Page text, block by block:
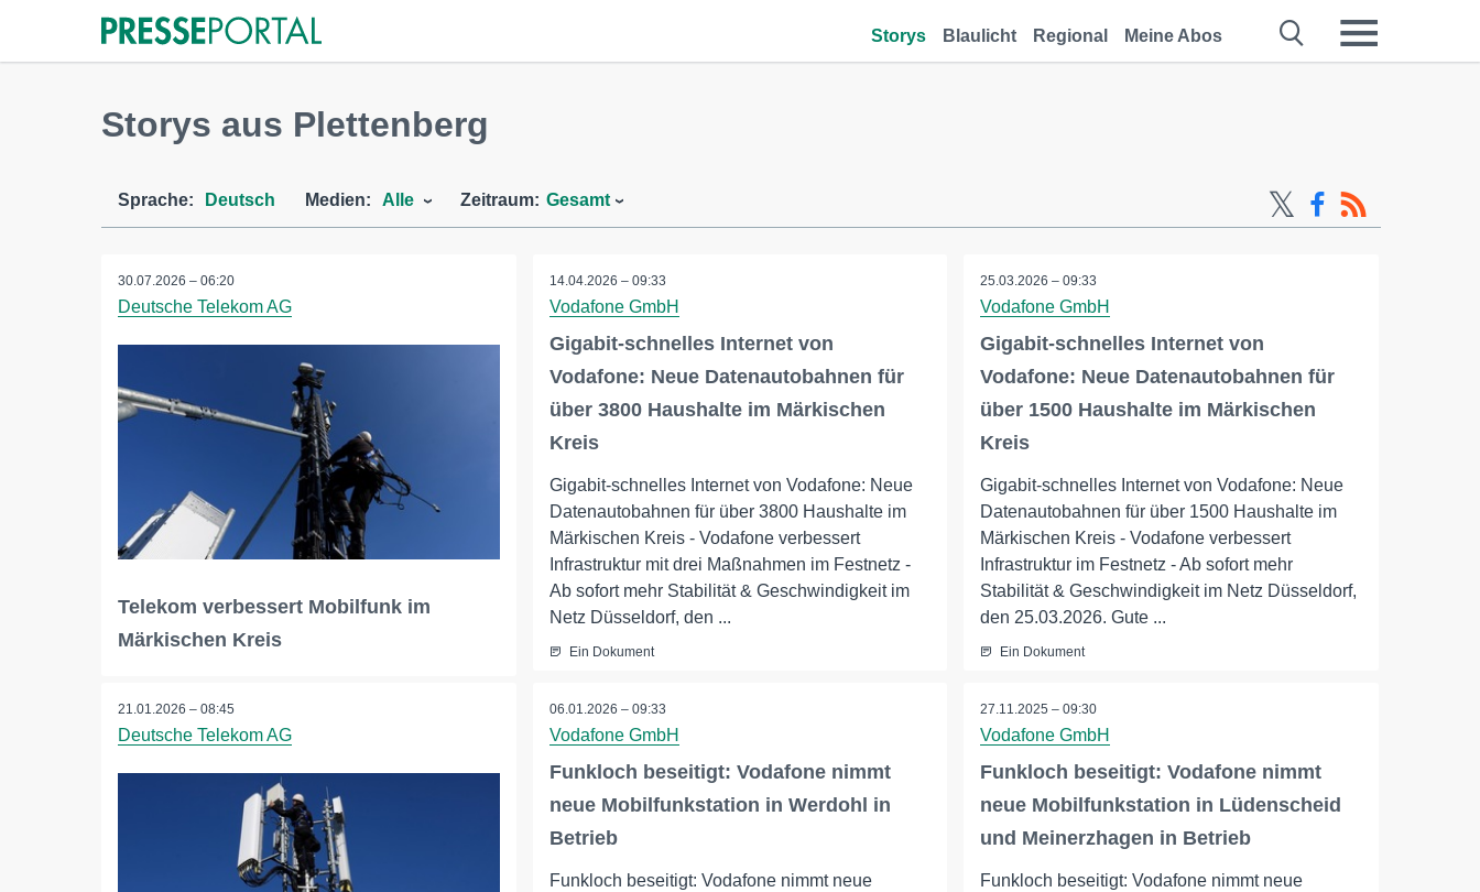
Storys Blaulicht Regional Meine Abos
Storys aus Plettenberg
Sprache: Deutsch Medien: Alle Zeitraum: Gesamt
30.07.2026 – 06:20
Deutsche Telekom AG
Telekom verbessert Mobilfunk im
Märkischen Kreis
14.04.2026 – 09:33
Vodafone GmbH
Gigabit-schnelles Internet von
Vodafone: Neue Datenautobahnen für
über 3800 Haushalte im Märkischen
Kreis
Gigabit-schnelles Internet von Vodafone: Neue
Datenautobahnen für über 3800 Haushalte im
Märkischen Kreis - Vodafone verbessert
Infrastruktur mit drei Maßnahmen im Festnetz -
Ab sofort mehr Stabilität & Geschwindigkeit im
Netz Düsseldorf, den ...
Ein Dokument
25.03.2026 – 09:33
Vodafone GmbH
Gigabit-schnelles Internet von
Vodafone: Neue Datenautobahnen für
über 1500 Haushalte im Märkischen
Kreis
Gigabit-schnelles Internet von Vodafone: Neue
Datenautobahnen für über 1500 Haushalte im
Märkischen Kreis - Vodafone verbessert
Infrastruktur im Festnetz - Ab sofort mehr
Stabilität & Geschwindigkeit im Netz Düsseldorf,
den 25.03.2026. Gute ...
Ein Dokument
21.01.2026 – 08:45
Deutsche Telekom AG
06.01.2026 – 09:33
Vodafone GmbH
Funkloch beseitigt: Vodafone nimmt
neue Mobilfunkstation in Werdohl in
Betrieb
Funkloch beseitigt: Vodafone nimmt neue
27.11.2025 – 09:30
Vodafone GmbH
Funkloch beseitigt: Vodafone nimmt
neue Mobilfunkstation in Lüdenscheid
und Meinerzhagen in Betrieb
Funkloch beseitigt: Vodafone nimmt neue